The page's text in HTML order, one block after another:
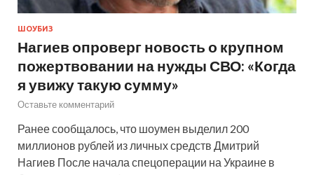
ШОУБИЗ
Нагиев опроверг новость о крупном
пожертвовании на нужды СВО: «Когда
я увижу такую сумму»
Оставьте комментарий
Ранее сообщалось, что шоумен выделил 200
миллионов рублей из личных средств Дмитрий
Нагиев После начала спецоперации на Украине в